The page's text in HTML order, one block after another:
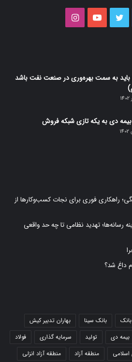
فیس
توییتر یوتیوب
باید به سمت بهره‌وری در صنعت نفت باشد
بیمه دی به یکه تازی شبکه فروش
راهکاری فوری برای نجات کسب‌وکارها از
رسانه‌ها؛ تهدید نظامی تا چه حد واقعی
داغ شد؟
بانک بانک سینا
بهاران تدبیر کیش
بیمه دی تولید سرمایه گذاری
فولاد
منطقه آزاد
منطقه آزاد انزلی